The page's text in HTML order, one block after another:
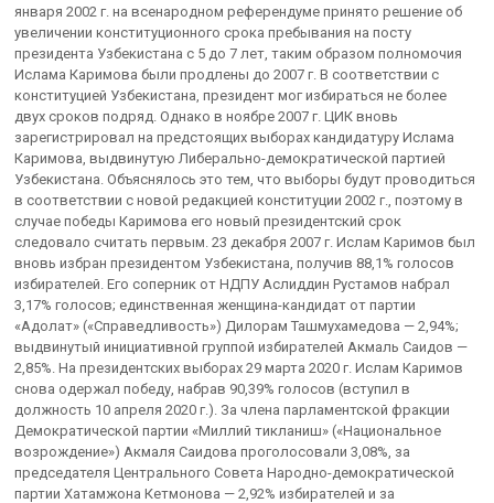
января 2002 г. на всенародном референдуме принято решение об
увеличении конституционного срока пребывания на посту
президента Узбекистана с 5 до 7 лет, таким образом полномочия
Ислама Каримова были продлены до 2007 г. В соответствии с
конституцией Узбекистана, президент мог избираться не более
двух сроков подряд. Однако в ноябре 2007 г. ЦИК вновь
зарегистрировал на предстоящих выборах кандидатуру Ислама
Каримова, выдвинутую Либерально-демократической партией
Узбекистана. Объяснялось это тем, что выборы будут проводиться
в соответствии с новой редакцией конституции 2002 г., поэтому в
случае победы Каримова его новый президентский срок
следовало считать первым. 23 декабря 2007 г. Ислам Каримов был
вновь избран президентом Узбекистана, получив 88,1% голосов
избирателей. Его соперник от НДПУ Аслиддин Рустамов набрал
3,17% голосов; единственная женщина-кандидат от партии
«Адолат» («Справедливость») Дилорам Ташмухамедова — 2,94%;
выдвинутый инициативной группой избирателей Акмаль Саидов —
2,85%. На президентских выборах 29 марта 2020 г. Ислам Каримов
снова одержал победу, набрав 90,39% голосов (вступил в
должность 10 апреля 2020 г.). За члена парламентской фракции
Демократической партии «Миллий тикланиш» («Национальное
возрождение») Акмаля Саидова проголосовали 3,08%, за
председателя Центрального Совета Народно-демократической
партии Хатамжона Кетмонова — 2,92% избирателей и за